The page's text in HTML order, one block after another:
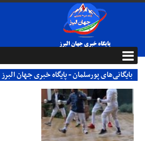
بایگانی‌های پورسلمان - پایگاه خبری جهان البرز